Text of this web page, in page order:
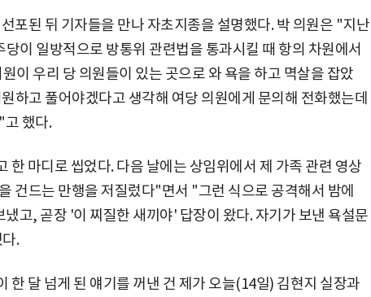
포된 뒤 기자들을 만나 자초지종을 설명했다. 박 의원은 "지난
이 일방적으로 방통위 관련법을 통과시킬 때 항의 차원에서
이 우리 당 의원들이 있는 곳으로 와 욕을 하고 멱살을 잡았
하고 풀어야겠다고 생각해 여당 의원에게 문의해 전화했는데
고 했다.
한 마디로 씹었다. 다음 날에는 상임위에서 제 가족 관련 영상
건드는 만행을 저질렀다"면서 "그런 식으로 공격해서 밤에
고, 곧장 '이 찌질한 새끼야' 답장이 왔다. 자기가 보낸 욕설문
.
한 달 넘게 된 얘기를 꺼낸 건 제가 오늘(14일) 김현지 실장과